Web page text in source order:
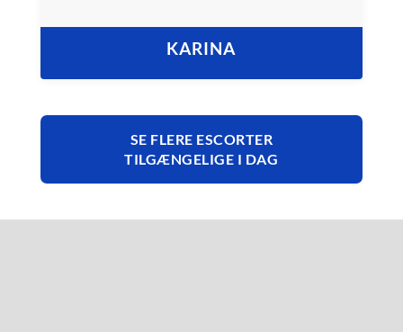
KARINA
SE FLERE ESCORTER
TILGÆNGELIGE I DAG